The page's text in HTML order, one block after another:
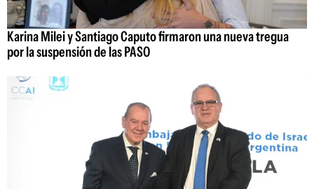
Karina Milei y Santiago Caputo firmaron una nueva tregua
por la suspensión de las PASO